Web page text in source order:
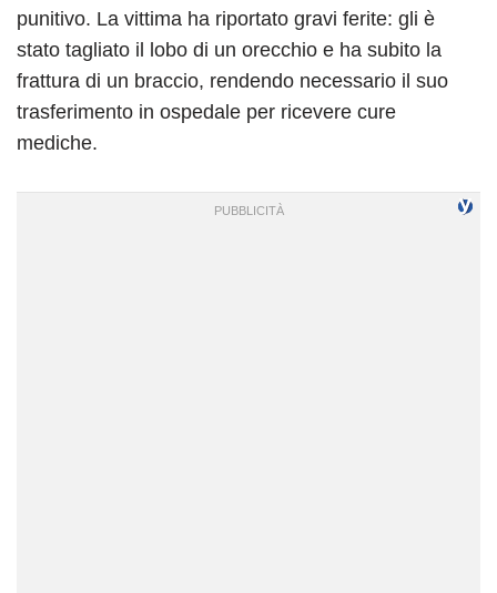
punitivo. La vittima ha riportato gravi ferite: gli è
stato tagliato il lobo di un orecchio e ha subito la
frattura di un braccio, rendendo necessario il suo
trasferimento in ospedale per ricevere cure
mediche.